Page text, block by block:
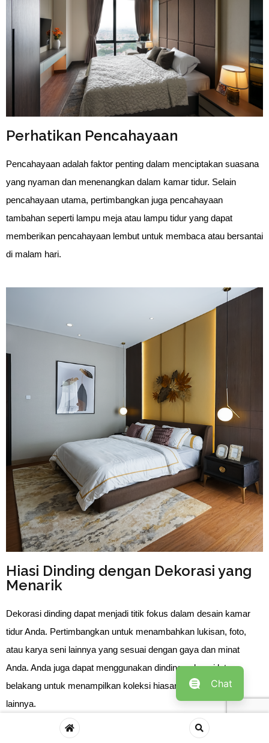
Perhatikan Pencahayaan
Pencahayaan adalah faktor penting dalam menciptakan suasana
yang nyaman dan menenangkan dalam kamar tidur. Selain
pencahayaan utama, pertimbangkan juga pencahayaan
tambahan seperti lampu meja atau lampu tidur yang dapat
memberikan pencahayaan lembut untuk membaca atau bersantai
di malam hari.
Hiasi Dinding dengan Dekorasi yang
Menarik
Dekorasi dinding dapat menjadi titik fokus dalam desain kamar
tidur Anda. Pertimbangkan untuk menambahkan lukisan, foto,
atau karya seni lainnya yang sesuai dengan gaya dan minat
Anda. Anda juga dapat menggunakan dinding sebagai latar
belakang untuk menampilkan koleksi hiasan atau dekorasi
lainnya.
Chat